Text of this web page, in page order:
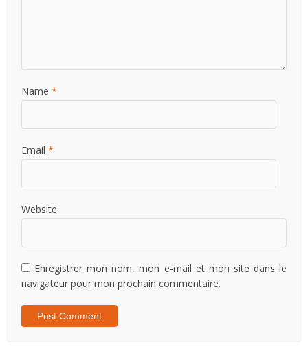
Name *
Email *
Website
Enregistrer mon nom, mon e-mail et mon site dans le
navigateur pour mon prochain commentaire.